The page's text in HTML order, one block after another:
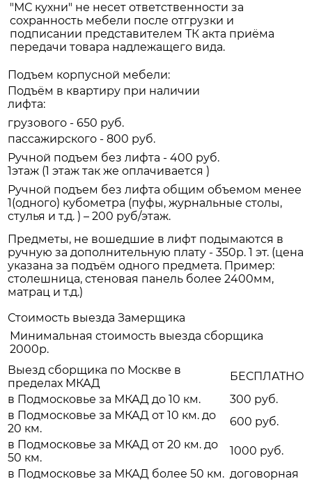
"МС кухни" не несет ответственности за
сохранность мебели после отгрузки и
подписании представителем ТК акта приёма
передачи товара надлежащего вида.
Подъем корпусной мебели:
Подъём в квартиру при наличии
лифта:
грузового - 650 руб.
пассажирского - 800 руб.
Ручной подъем без лифта - 400 руб.
1этаж (1 этаж так же оплачивается )
Ручной подъем без лифта общим объемом менее
1(одного) кубометра (пуфы, журнальные столы,
стулья и т.д. ) – 200 руб/этаж.
Предметы, не вошедшие в лифт подымаются в
ручную за дополнительную плату - 350р. 1 эт. (цена
указана за подъём одного предмета. Пример:
столешница, стеновая панель более 2400мм,
матрац и т.д.)
Стоимость выезда Замерщика
Минимальная стоимость выезда сборщика
2000р.
Выезд сборщика по Москве в
пределах МКАД
БЕСПЛАТНО
в Подмосковье за МКАД до 10 км.
300 руб.
в Подмосковье за МКАД от 10 км. до
20 км.
600 руб.
в Подмосковье за МКАД от 20 км. до
50 км.
1000 руб.
в Подмосковье за МКАД более 50 км. договорная